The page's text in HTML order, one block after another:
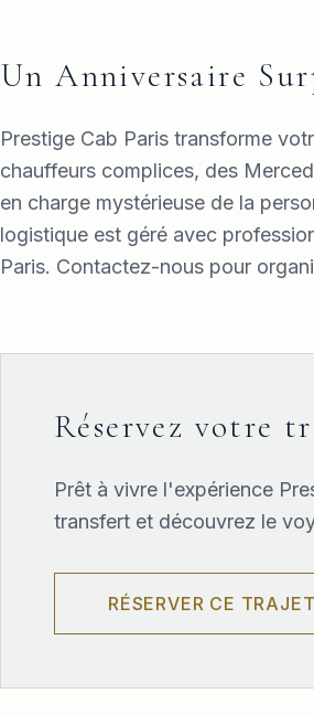
Un Anniversaire
Prestige Cab Paris transforme
chauffeurs complices, des
en charge mystérieuse de la
logistique est géré avec
Paris. Contactez-nous pour
Réservez votre
Prêt à vivre l'expérience
transfert et découvrez le
RÉSERVER CE TRAJET